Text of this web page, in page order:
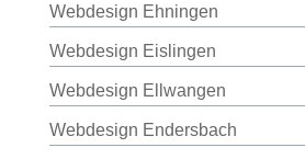
Webdesign Ehningen
Webdesign Eislingen
Webdesign Ellwangen
Webdesign Endersbach